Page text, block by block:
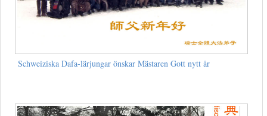
Schweiziska Dafa-lärjungar önskar Mästaren Gott nytt år